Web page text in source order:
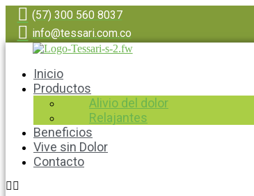
(57) 300 560 8037
info@tessari.com.co
Inicio
Productos
Alivio del dolor
Relajantes
Beneficios
Vive sin Dolor
Contacto